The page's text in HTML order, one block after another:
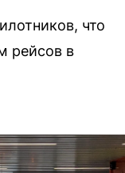
что
рейсов в